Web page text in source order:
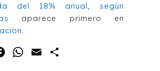
del 18% anual, según
aparece primero en
.
FacebookWhatsApp
Email